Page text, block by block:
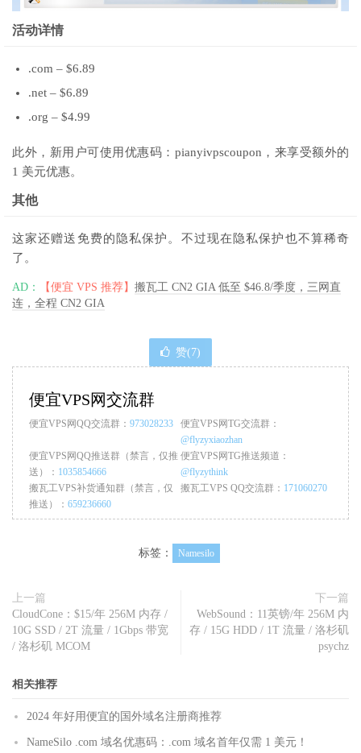
活动详情
.com – $6.89
.net – $6.89
.org – $4.99
此外，新用户可使用优惠码：pianyivpscoupon，来享受额外的
1 美元优惠。
其他
这家还赠送免费的隐私保护。不过现在隐私保护也不算稀奇
了。
AD： 【便宜 VPS 推荐】 搬瓦工 CN2 GIA 低至 $46.8/季度，三网直
连，全程 CN2 GIA
赞(7)
便宜VPS网交流群
便宜VPS网QQ交流群： 973028233
便宜VPS网TG交流群：
@flyzyxiaozhan
便宜VPS网QQ推送群（禁言，仅推
送）： 1035854666
便宜VPS网TG推送频道：
@flyzythink
搬瓦工VPS补货通知群（禁言，仅
推送）： 659236660
搬瓦工VPS QQ交流群： 171060270
标签： Namesilo
上一篇
CloudCone：$15/年 256M 内存 /
10G SSD / 2T 流量 / 1Gbps 带宽
/ 洛杉矶 MCOM
下一篇
WebSound：11英镑/年 256M 内
存 / 15G HDD / 1T 流量 / 洛杉矶
psychz
相关推荐
2024 年好用便宜的国外域名注册商推荐
NameSilo .com 域名优惠码：.com 域名首年仅需 1 美元！